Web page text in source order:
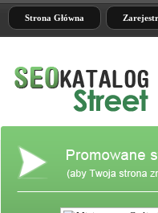
Strona Główna